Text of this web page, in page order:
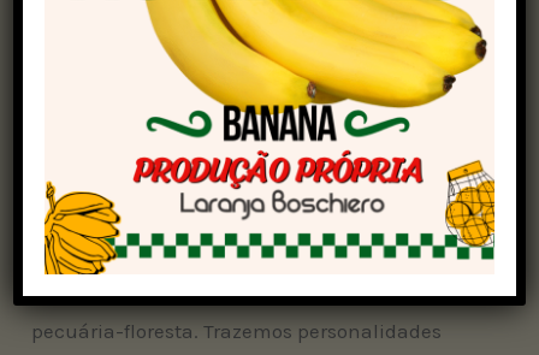
A presidente da Sociedade Rural do Paraná,
entidade organizadora da Expoingá, Maria
Iraclézia de Araújo, destacou a importância
destes modelos inovadores de produção, que já
são amplamente discutidos na feira.
“Ao longo desses últimos anos na Expoingá,
acontece um fórum de integração lavoura-
pecuária-floresta. Trazemos personalidades